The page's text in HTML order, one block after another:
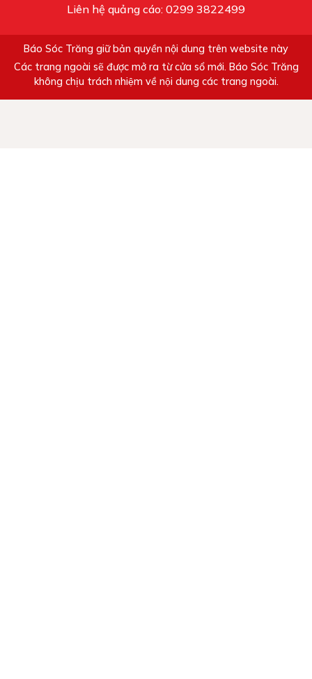
Liên hệ quảng cáo: 0299 3822499
Báo Sóc Trăng giữ bản quyền nội dung trên website này
Các trang ngoài sẽ được mở ra từ cửa sổ mới. Báo Sóc Trăng
không chịu trách nhiệm về nội dung các trang ngoài.